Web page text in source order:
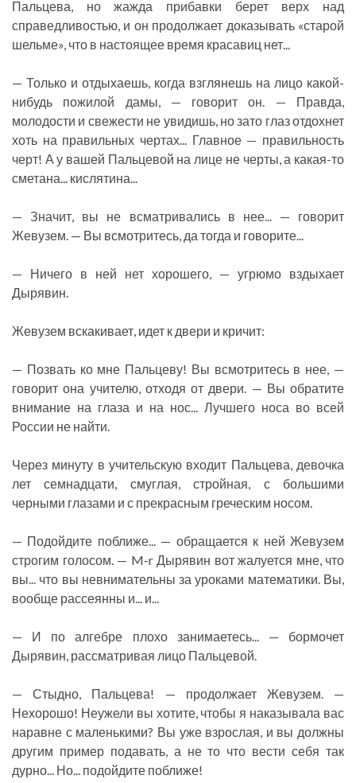
Пальцева, но жажда прибавки берет верх над
справедливостью, и он продолжает доказывать «старой
шельме», что в настоящее время красавиц нет...
— Только и отдыхаешь, когда взглянешь на лицо какой-
нибудь пожилой дамы, — говорит он. — Правда,
молодости и свежести не увидишь, но зато глаз отдохнет
хоть на правильных чертах... Главное — правильность
черт! А у вашей Пальцевой на лице не черты, а какая-то
сметана... кислятина...
— Значит, вы не всматривались в нее... — говорит
Жевузем. — Вы всмотритесь, да тогда и говорите...
— Ничего в ней нет хорошего, — угрюмо вздыхает
Дырявин.
Жевузем вскакивает, идет к двери и кричит:
— Позвать ко мне Пальцеву! Вы всмотритесь в нее, —
говорит она учителю, отходя от двери. — Вы обратите
внимание на глаза и на нос... Лучшего носа во всей
России не найти.
Через минуту в учительскую входит Пальцева, девочка
лет семнадцати, смуглая, стройная, с большими
черными глазами и с прекрасным греческим носом.
— Подойдите поближе... — обращается к ней Жевузем
строгим голосом. — M-r Дырявин вот жалуется мне, что
вы... что вы невнимательны за уроками математики. Вы,
вообще рассеянны и... и...
— И по алгебре плохо занимаетесь... — бормочет
Дырявин, рассматривая лицо Пальцевой.
— Стыдно, Пальцева! — продолжает Жевузем. —
Нехорошо! Неужели вы хотите, чтобы я наказывала вас
наравне с маленькими? Вы уже взрослая, и вы должны
другим пример подавать, а не то что вести себя так
дурно... Но... подойдите поближе!